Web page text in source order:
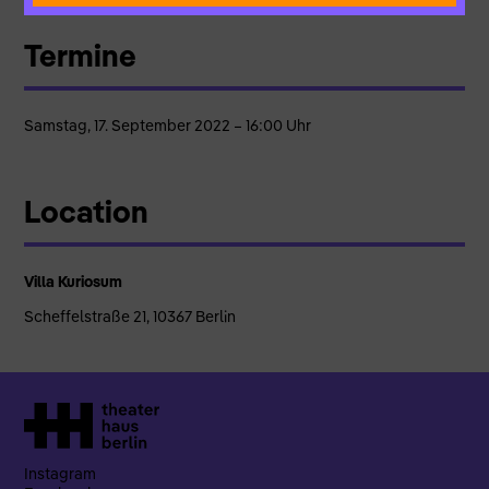
Termine
Samstag, 17. September 2022 – 16:00 Uhr
Location
Villa Kuriosum
Scheffelstraße 21, 10367 Berlin
Instagram